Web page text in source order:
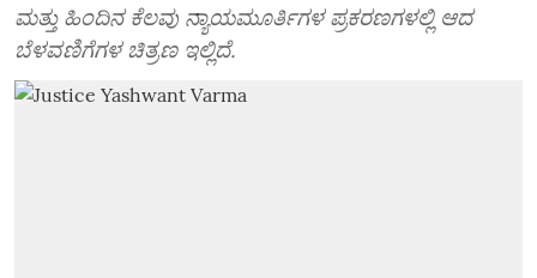
ಮತ್ತು ಹಿಂದಿನ ಕೆಲವು ನ್ಯಾಯಮೂರ್ತಿಗಳ ಪ್ರಕರಣಗಳಲ್ಲಿ ಆದ
ಬೆಳವಣಿಗೆಗಳ ಚಿತ್ರಣ ಇಲ್ಲಿದೆ.